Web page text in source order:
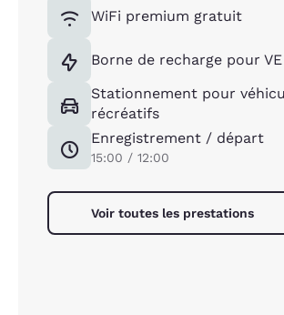
WiFi premium gratuit
Borne de recharge pour VE
Stationnement pour
récréatifs
Enregistrement / départ
15:00 / 12:00
Voir toutes les prestations